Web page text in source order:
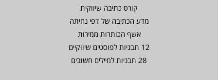
קורס כתיבה שיווקית
מדע הכתיבה של דפי נחיתה
אשף הכותרות ממירות
12 תבניות לפוסטים שיווקיים
28 תבניות למיילים חשובים